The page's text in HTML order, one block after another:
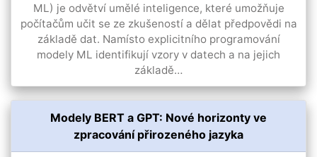
ML) je odvětví umělé inteligence, které umožňuje
počítačům učit se ze zkušeností a dělat předpovědi na
základě dat. Namísto explicitního programování
modely ML identifikují vzory v datech a na jejich
základě…
Modely BERT a GPT: Nové horizonty ve
zpracování přirozeného jazyka